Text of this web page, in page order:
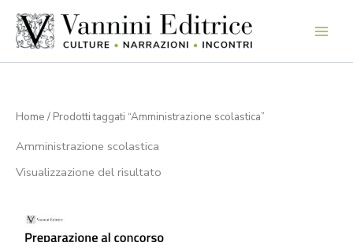
contenuto
Home / Prodotti taggati “Amministrazione scolastica”
Amministrazione scolastica
Visualizzazione del risultato